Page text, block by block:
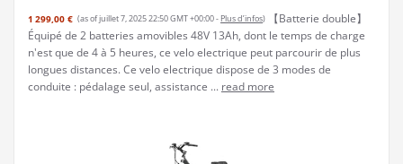
1 299,00 € (as of juillet 7, 2025 22:50 GMT +00:00 - Plus d’infos)
【Batterie double】
Équipé de 2 batteries amovibles 48V 13Ah, dont le temps de charge
n'est que de 4 à 5 heures, ce velo electrique peut parcourir de plus
longues distances. Ce velo electrique dispose de 3 modes de
conduite : pédalage seul, assistance ... read more